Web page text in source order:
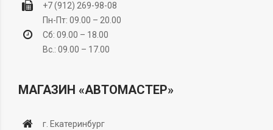
+7 (912) 269-98-08
Пн-Пт: 09.00 – 20.00
Сб: 09.00 – 18.00
Вс.: 09.00 – 17.00
МАГАЗИН «АВТОМАСТЕР»
г. Екатеринбург